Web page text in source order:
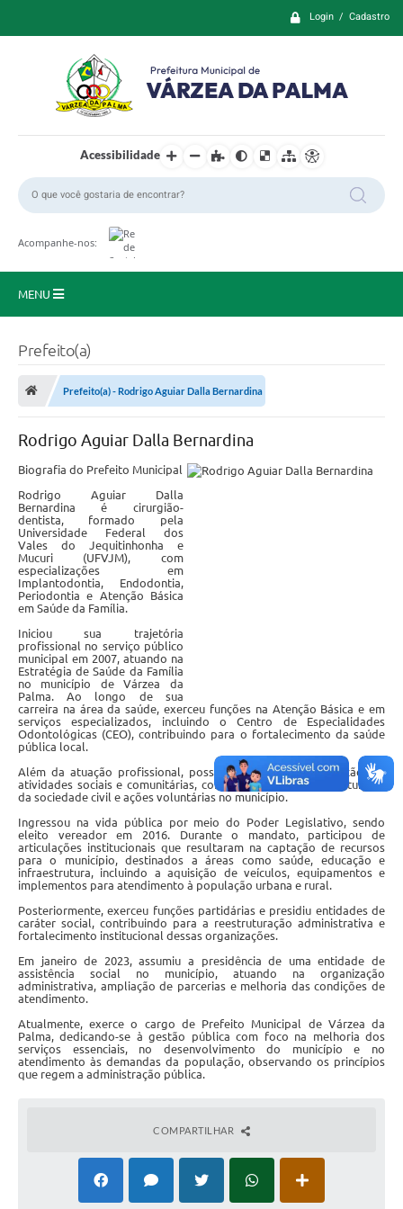
Login / Cadastro
Acessibilidade
Acompanhe-nos:
MENU
Empresas
Cidadão
Publicações
Servidor
Transparência
SIC
COVID-19
Patrimônio Cultural
Lei Aldir Blanc
Editais
A Prefeitura
A Nossa Cidade
Enfrentando o COVID-19
Contratos
Audiências Públicas
Carta de Serviços
Notícias
Galeria de Vídeos
Prefeito(a)
Prefeito(a) - Rodrigo Aguiar Dalla Bernardina
Rodrigo Aguiar Dalla Bernardina
Biografia do Prefeito Municipal
Rodrigo Aguiar Dalla
Bernardina é cirurgião-
dentista, formado pela
Universidade Federal dos
Vales do Jequitinhonha e
Mucuri (UFVJM), com
especializações em
Implantodontia, Endodontia,
Periodontia e Atenção Básica
em Saúde da Família.
Iniciou sua trajetória
profissional no serviço público
municipal em 2007, atuando na
Estratégia de Saúde da Família
no município de Várzea da
Palma. Ao longo de sua
carreira na área da saúde, exerceu funções na Atenção Básica e em
serviços especializados, incluindo o Centro de Especialidades
Odontológicas (CEO), contribuindo para o fortalecimento da saúde
pública local.
Além da atuação profissional, possui histórico de participação em
atividades sociais e comunitárias, com envolvimento em instituições
da sociedade civil e ações voluntárias no município.
Ingressou na vida pública por meio do Poder Legislativo, sendo
eleito vereador em 2016. Durante o mandato, participou de
articulações institucionais que resultaram na captação de recursos
para o município, destinados a áreas como saúde, educação e
infraestrutura, incluindo a aquisição de veículos, equipamentos e
implementos para atendimento à população urbana e rural.
Posteriormente, exerceu funções partidárias e presidiu entidades de
caráter social, contribuindo para a reestruturação administrativa e
fortalecimento institucional dessas organizações.
Em janeiro de 2023, assumiu a presidência de uma entidade de
assistência social no município, atuando na organização
administrativa, ampliação de parcerias e melhoria das condições de
atendimento.
Atualmente, exerce o cargo de Prefeito Municipal de Várzea da
Palma, dedicando-se à gestão pública com foco na melhoria dos
serviços essenciais, no desenvolvimento do município e no
atendimento às demandas da população, observando os princípios
que regem a administração pública.
COMPARTILHAR